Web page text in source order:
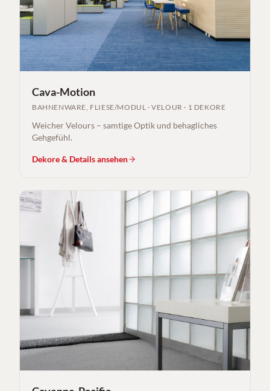
Cava-Motion
BAHNENWARE, FLIESE/MODUL ·VELOUR · 1 DEKORE
Weicher Velours – samtige Optik und behagliches
Gehgefühl.
Dekore & Details ansehen